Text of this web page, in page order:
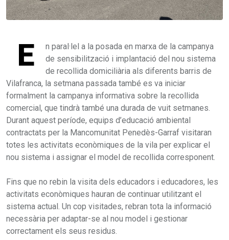
E
n paral·lel a la posada en marxa de la campanya
de sensibilització i implantació del nou sistema
de recollida domiciliària als diferents barris de
Vilafranca, la setmana passada també es va iniciar
formalment la campanya informativa sobre la recollida
comercial, que tindrà també una durada de vuit setmanes.
Durant aquest període, equips d’educació ambiental
contractats per la Mancomunitat Penedès-Garraf visitaran
totes les activitats econòmiques de la vila per explicar el
nou sistema i assignar el model de recollida corresponent.
Fins que no rebin la visita dels educadors i educadores, les
activitats econòmiques hauran de continuar utilitzant el
sistema actual. Un cop visitades, rebran tota la informació
necessària per adaptar-se al nou model i gestionar
correctament els seus residus.